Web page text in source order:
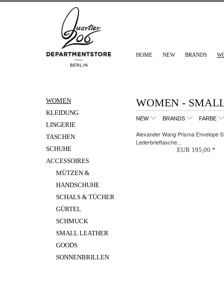
HOME NEW BRANDS
WOMEN
KLEIDUNG
LINGERIE
TASCHEN
SCHUHE
ACCESSOIRES
MÜTZEN &
HANDSCHUHE
SCHALS & TÜCHER
GÜRTEL
SCHMUCK
SMALL LEATHER
GOODS
SONNENBRILLEN
WOMEN -
NEW BRANDS FARBE
Alexander Wang Prisma Envelope
Lederbrieftasche...
EUR 195,00 *